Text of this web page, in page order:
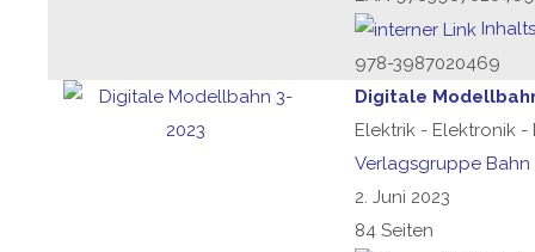
978-3987020469
Digitale
Elektrik - Elektronik
Verlagsgruppe Bahn
2. Juni 2023
84 Seiten